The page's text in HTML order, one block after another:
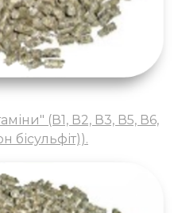
(В1, В2, В3, В5, В6,
бісульфіт)).